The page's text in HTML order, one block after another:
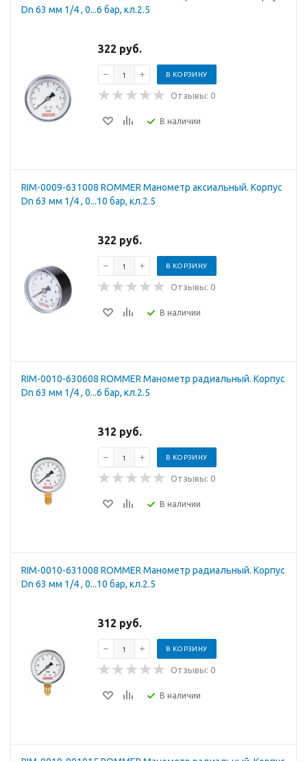
Dn 63 мм 1/4 , 0...6 бар, кл.2.5
322 руб.
В КОРЗИНУ
Отзывы: 0
В наличии
RIM-0009-631008 ROMMER Манометр аксиальный. Корпус
Dn 63 мм 1/4 , 0...10 бар, кл.2.5
322 руб.
В КОРЗИНУ
Отзывы: 0
В наличии
RIM-0010-630608 ROMMER Манометр радиальный. Корпус
Dn 63 мм 1/4 , 0...6 бар, кл.2.5
312 руб.
В КОРЗИНУ
Отзывы: 0
В наличии
RIM-0010-631008 ROMMER Манометр радиальный. Корпус
Dn 63 мм 1/4 , 0...10 бар, кл.2.5
312 руб.
В КОРЗИНУ
Отзывы: 0
В наличии